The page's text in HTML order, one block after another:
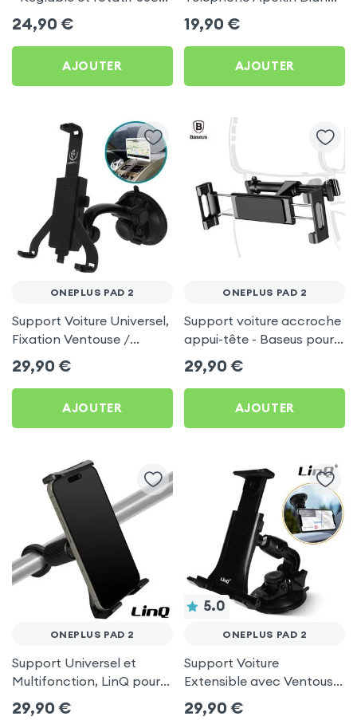
pour OnePlus Pad 2
24,90 €
AJOUTER
pour Tiktok, Insta,
Snapchat, Youtube, Vlog
et Twitch
19,90 €
AJOUTER
ONEPLUS PAD 2
Support Voiture Universel,
Fixation Ventouse /
Appuie Tête , 2 en 1 - Noir
pour OnePlus Pad 2
29,90 €
AJOUTER
ONEPLUS PAD 2
Support voiture accroche
appui-tête - Baseus pour
OnePlus Pad 2
29,90 €
AJOUTER
ONEPLUS PAD 2
Support Universel et
Multifonction, LinQ pour
OnePlus Pad 2
29,90 €
5.0
ONEPLUS PAD 2
Support Voiture
Extensible avec Ventouse
et Bras Réglable - Linq
29,90 €